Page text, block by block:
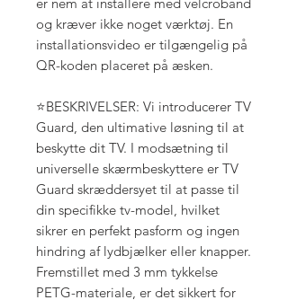
og kræver ikke noget værktøj. En
installationsvideo er tilgængelig på
QR-koden placeret på æsken.
⭐BESKRIVELSER: Vi introducerer TV
Guard, den ultimative løsning til at
beskytte dit TV. I modsætning til
universelle skærmbeskyttere er TV
Guard skræddersyet til at passe til
din specifikke tv-model, hvilket
sikrer en perfekt pasform og ingen
hindring af lydbjælker eller knapper.
Fremstillet med 3 mm tykkelse
PETG-materiale, er det sikkert for